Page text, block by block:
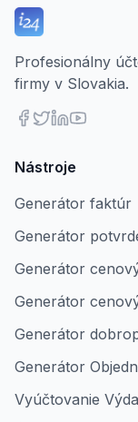
Profesionálny
firmy v Slovakia.
Nástroje
Generátor faktúr
Generátor
Generátor
Generátor
Generátor
Generátor
Vyúčtovanie